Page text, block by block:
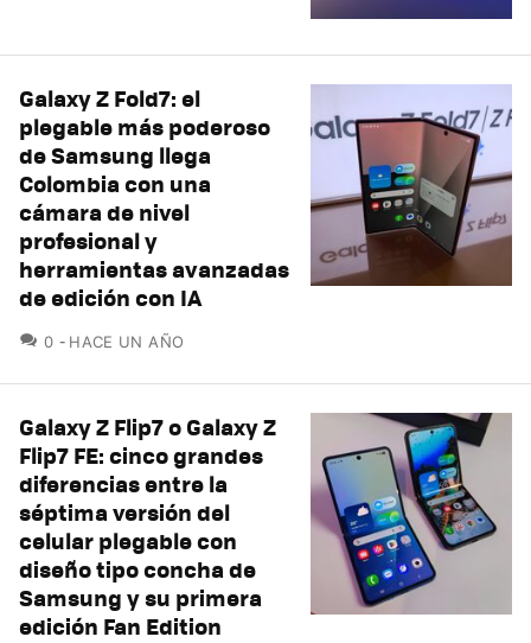
Galaxy Z Fold7: el
plegable más poderoso
de Samsung llega
Colombia con una
cámara de nivel
profesional y
herramientas avanzadas
de edición con IA
0 COMENTARIOS
HACE UN AÑO
Galaxy Z Flip7 o Galaxy Z
Flip7 FE: cinco grandes
diferencias entre la
séptima versión del
celular plegable con
diseño tipo concha de
Samsung y su primera
edición Fan Edition